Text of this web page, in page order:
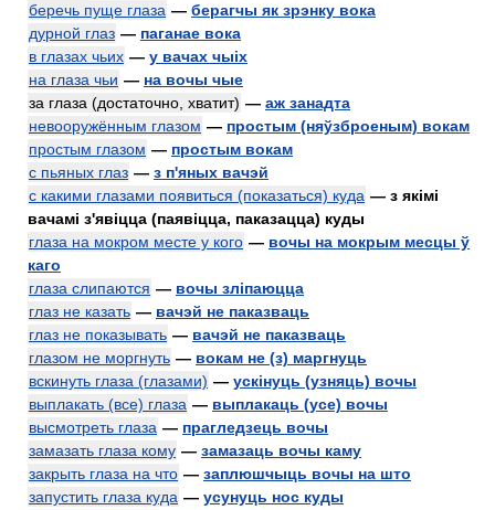
беречь пуще глаза — берагчы як зрэнку вока
дурной глаз — паганае вока
в глазах чьих — у вачах чыіх
на глаза чьи — на вочы чые
за глаза (достаточно, хватит) — аж занадта
невооружённым глазом — простым (няўзброеным) вокам
простым глазом — простым вокам
с пьяных глаз — з п'яных вачэй
с какими глазами появиться (показаться) куда — з якімі
вачамі з'явіцца (паявіцца, паказацца) куды
глаза на мокром месте у кого — вочы на мокрым месцы ў
каго
глаза слипаются — вочы зліпаюцца
глаз не казать — вачэй не паказваць
глаз не показывать — вачэй не паказваць
глазом не моргнуть — вокам не (з) маргнуць
вскинуть глаза (глазами) — ускінуць (узняць) вочы
выплакать (все) глаза — выплакаць (усе) вочы
высмотреть глаза — прагледзець вочы
замазать глаза кому — замазаць вочы каму
закрыть глаза на что — заплюшчыць вочы на што
запустить глаза куда — усунуць нос куды